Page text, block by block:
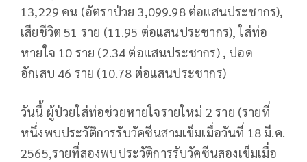
13,229 คน (อัตราป่วย 3,099.98 ต่อแสนประชากร),
เสียชีวิต 51 ราย (11.95 ต่อแสนประชากร), ใส่ท่อ
หายใจ 10 ราย (2.34 ต่อแสนประชากร) , ปอด
อักเสบ 46 ราย (10.78 ต่อแสนประชากร)
วันนี้ ผู้ป่วยใส่ท่อช่วยหายใจรายใหม่ 2 ราย (รายที่
หนึ่งพบประวัติการรับวัคซีนสามเข็มเมื่อวันที่ 18 มี.ค.
2565,รายที่สองพบประวัติการรับวัคซีนสองเข็มเมื่อ